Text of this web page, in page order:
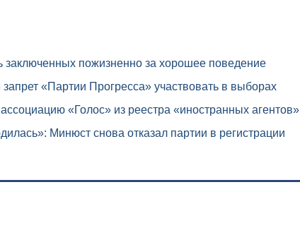
заключенных пожизненно за хорошее поведение
«Партии Прогресса» участвовать в выборах
«Голос» из реестра «иностранных агентов»
Минюст снова отказал партии в регистрации